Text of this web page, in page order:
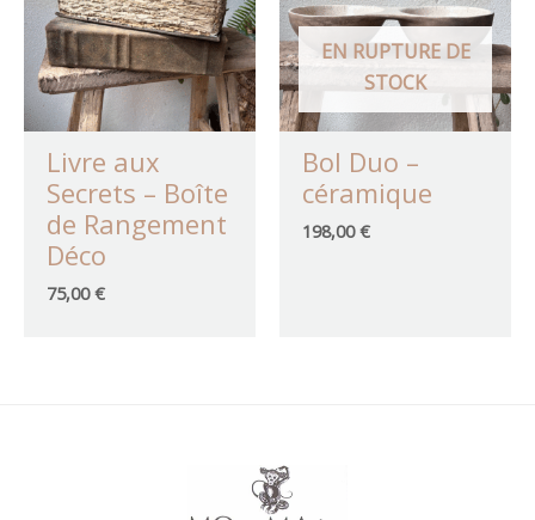
Livre aux
Secrets – Boîte
de Rangement
Déco
75,00€
EN RUPTURE DE
STOCK
Bol Duo –
céramique
198,00€